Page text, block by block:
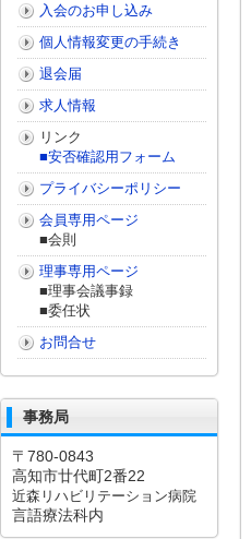
入会のお申し込み
個人情報変更の手続き
退会届
求人情報
リンク
■安否確認用フォーム
プライバシーポリシー
会員専用ページ
■会則
理事専用ページ
■理事会議事録
■委任状
お問合せ
事務局
〒780-0843
高知市廿代町2番22
近森リハビリテーション病院
言語療法科内